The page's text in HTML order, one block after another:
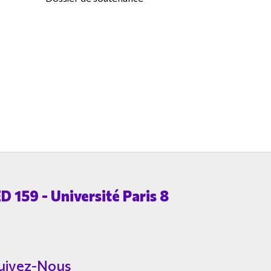
159 - Université Paris 8
Nous